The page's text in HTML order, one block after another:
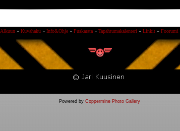
Alkuun» Kuvahaku» Info&Ohje» Puskarata» Tapahtumakalenteri » Linkit» Foorumi
Powered by Coppermine Photo Gallery